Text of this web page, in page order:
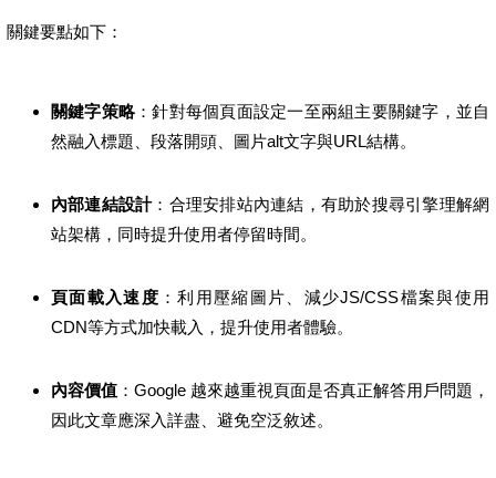
關鍵要點如下：
關鍵字策略 ：針對每個頁面設定一至兩組主要關鍵字，並自
然融入標題、段落開頭、圖片alt文字與URL結構。
內部連結設計：合理安排站內連結，有助於搜尋引擎理解網
站架構，同時提升使用者停留時間。
頁面載入速度 ：利用壓縮圖片、減少JS/CSS檔案與使用
CDN等方式加快載入，提升使用者體驗。
內容價值 ：Google 越來越重視頁面是否真正解答用戶問題，
因此文章應深入詳盡、避免空泛敘述。